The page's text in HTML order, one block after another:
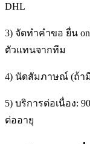
DHL
3) จัดทำคำขอ ยื่น
ตัวแทนจากทีม
4) นัดสัมภาษณ์ (ถ้ามี
5) บริการต่อเนื่อง:
ต่ออายุ